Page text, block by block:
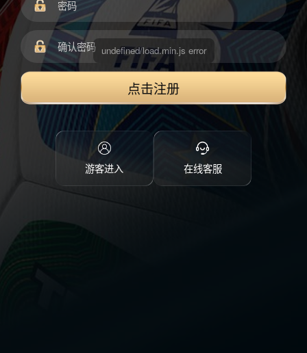
点击注册
游客进入 在线客服